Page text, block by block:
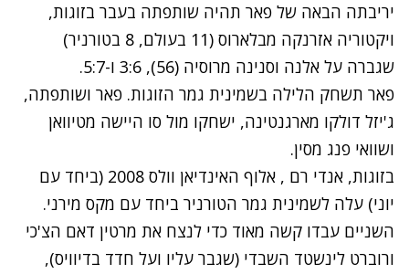
יריבתה הבאה של פאר תהיה שותפתה בעבר בזוגות,
ויקטוריה אזרנקה מבלארוס (11 בעולם, 8 בטורניר)
שגברה על אלנה וסנינה מרוסיה (56), 3:6 ו-5:7.
פאר תשחק הלילה בשמינית גמר הזוגות. פאר ושותפתה,
ג'יזל דולקו מארגנטינה, ישחקו מול סו היישה מטיוואן
ושוואי פנג מסין.
בזוגות, אנדי רם , אלוף האינדיאן וולס 2008 (ביחד עם
יוני) עלה לשמינית גמר הטורניר ביחד עם מקס מירני.
השניים עבדו קשה מאוד כדי לנצח את מרטין דאם הצ'כי
ורוברט לינשטד השבדי (שגבר עליו ועל חדד בדיוויס),